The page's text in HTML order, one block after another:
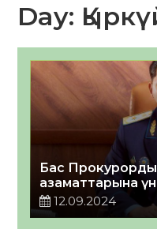
Day:
Бас
азаматтарына
12.09.2024